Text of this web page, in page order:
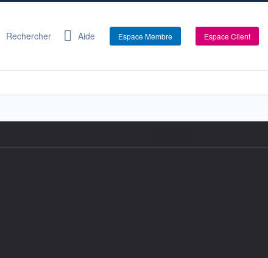
Rechercher Aide Espace Membre Espace Client